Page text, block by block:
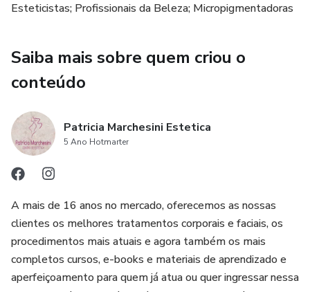
Esteticistas; Profissionais da Beleza; Micropigmentadoras
Saiba mais sobre quem criou o
conteúdo
Patricia Marchesini Estetica
5 Ano Hotmarter
A mais de 16 anos no mercado, oferecemos as nossas
clientes os melhores tratamentos corporais e faciais, os
procedimentos mais atuais e agora também os mais
completos cursos, e-books e materiais de aprendizado e
aperfeiçoamento para quem já atua ou quer ingressar nessa